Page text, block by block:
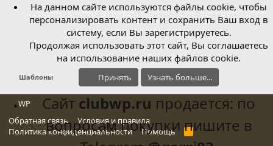
Шаблоны
WP
Обратная связь
Условия и правила
Политика конфиденциальности
Помощь
R
На данном сайте используются файлы cookie, чтобы
персонализировать контент и сохранить Ваш вход в
систему, если Вы зарегистрируетесь.
Продолжая использовать этот сайт, Вы соглашаетесь
на использование наших файлов cookie.
Принять Узнать больше...
Сайт clubwp.ru продается: по
вопросам покупки пишите в